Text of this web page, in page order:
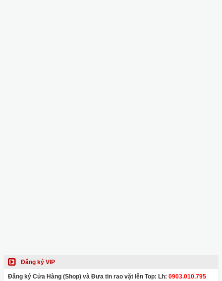
Đăng ký VIP
Đăng ký Cửa Hàng (Shop) và Đưa tin rao vặt lên Top: Lh: 0903.010.795